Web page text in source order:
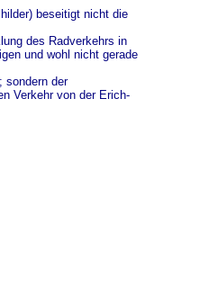
beseitigt nicht die
des Radverkehrs in
und wohl nicht gerade
sondern der
Verkehr von der Erich-